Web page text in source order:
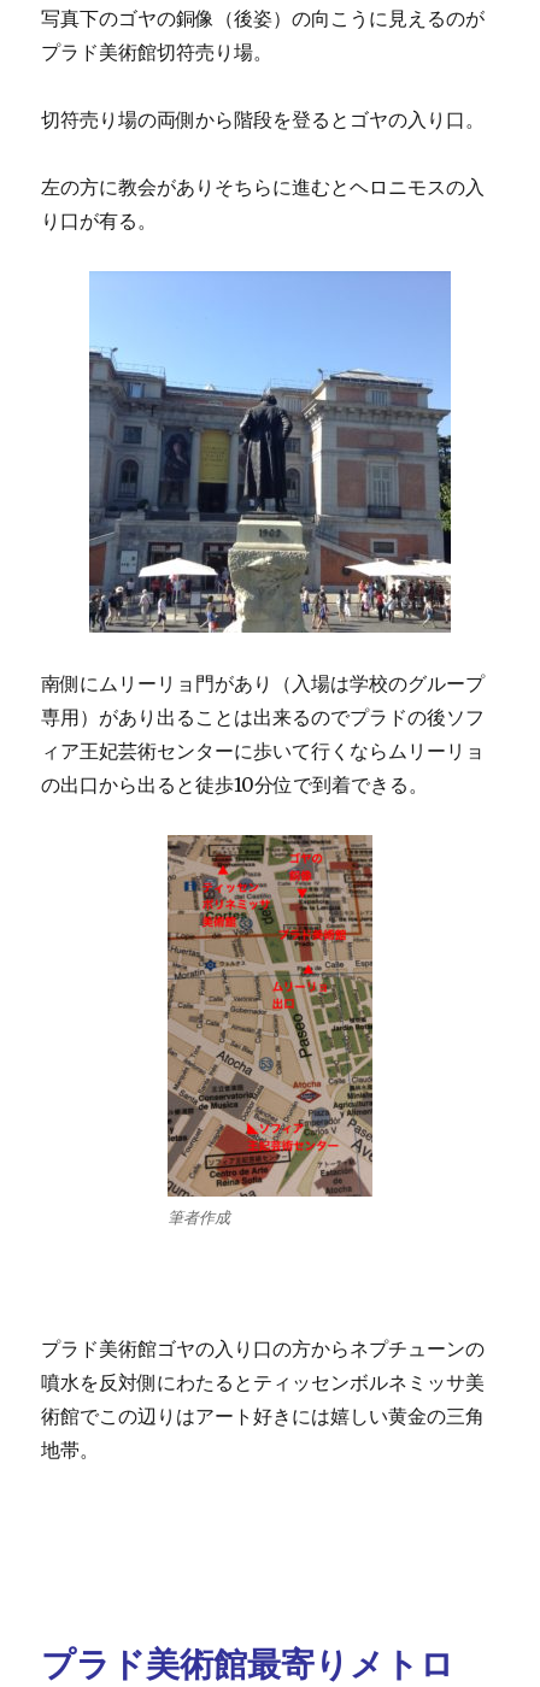
写真下のゴヤの銅像（後姿）の向こうに見えるのが
プラド美術館切符売り場。
切符売り場の両側から階段を登るとゴヤの入り口。
左の方に教会がありそちらに進むとヘロニモスの入
り口が有る。
南側にムリーリョ門があり（入場は学校のグループ
専用）があり出ることは出来るのでプラドの後ソフ
ィア王妃芸術センターに歩いて行くならムリーリョ
の出口から出ると徒歩10分位で到着できる。
筆者作成
プラド美術館ゴヤの入り口の方からネプチューンの
噴水を反対側にわたるとティッセンボルネミッサ美
術館でこの辺りはアート好きには嬉しい黄金の三角
地帯。
プラド美術館最寄りメトロ